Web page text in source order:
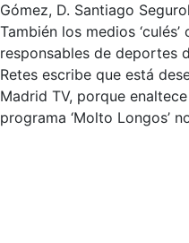
Gómez, D. Santiago
También los medios
responsables de deportes
Retes escribe que está
Madrid TV, porque
programa ‘Molto Longos’